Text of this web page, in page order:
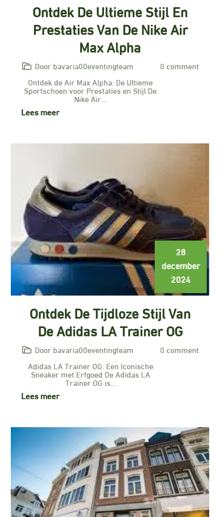
Ontdek De Ultieme Stijl En
Prestaties Van De Nike Air
Max Alpha
Door bavaria00eventingteam
0 comment
Ontdek de Air Max Alpha: De Ultieme
Sportschoen voor Prestaties en Stijl De
Nike Air…
Lees meer
28
december
2024
Ontdek De Tijdloze Stijl Van
De Adidas LA Trainer OG
Door bavaria00eventingteam
0 comment
Adidas LA Trainer OG: Een Iconische
Sneaker met Erfgoed De Adidas LA
Trainer OG is…
Lees meer